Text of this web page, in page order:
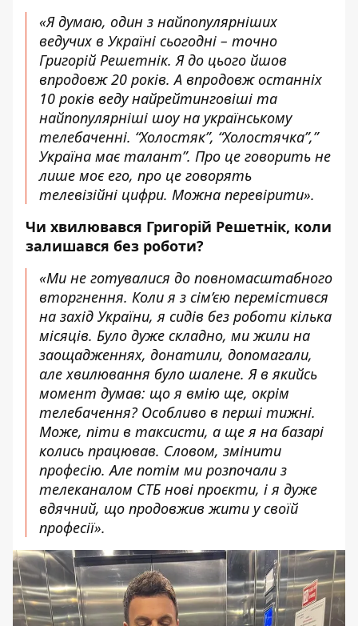
«Я думаю, один з найпопулярніших
ведучих в Україні сьогодні – точно
Григорій Решетнік. Я до цього йшов
впродовж 20 років. А впродовж останніх
10 років веду найрейтинговіші та
найпопулярніші шоу на українському
телебаченні. “Холостяк”, “Холостячка”,”
Україна має талант”. Про це говорить не
лише моє его, про це говорять
телевізійні цифри. Можна перевірити».
Чи хвилювався Григорій Решетнік, коли
залишався без роботи?
«Ми не готувалися до повномасштабного
вторгнення. Коли я з сім’єю перемістився
на захід України, я сидів без роботи кілька
місяців. Було дуже складно, ми жили на
заощадженнях, донатили, допомагали,
але хвилювання було шалене. Я в якийсь
момент думав: що я вмію ще, окрім
телебачення? Особливо в перші тижні.
Може, піти в таксисти, а ще я на базарі
колись працював. Словом, змінити
професію. Але потім ми розпочали з
телеканалом СТБ нові проєкти, і я дуже
вдячний, що продовжив жити у своїй
професії».